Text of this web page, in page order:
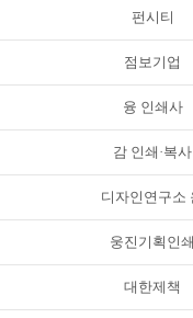
펀시티
점보기업
융 인쇄사
감 인쇄·복사
디자인연구소
웅진기획인
대한제책